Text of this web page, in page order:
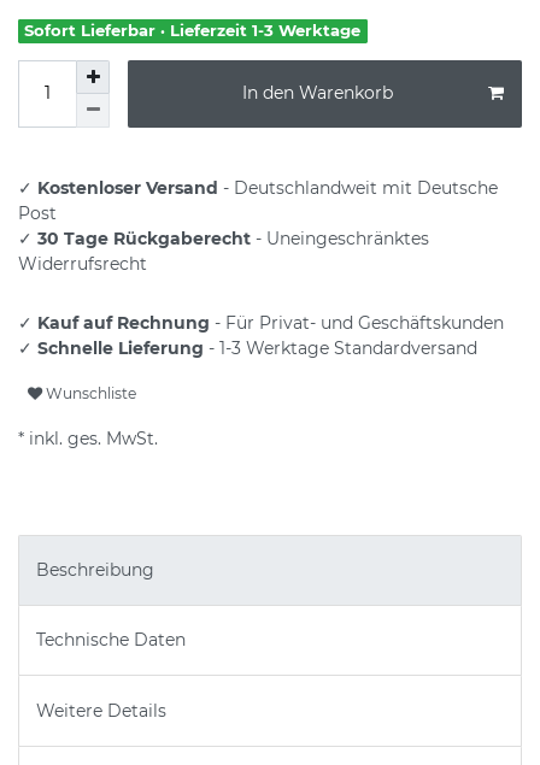
Sofort Lieferbar · Lieferzeit 1-3 Werktage
In den Warenkorb
✓ Kostenloser Versand - Deutschlandweit mit Deutsche
Post
✓ 30 Tage Rückgaberecht - Uneingeschränktes
Widerrufsrecht
✓ Kauf auf Rechnung - Für Privat- und Geschäftskunden
✓ Schnelle Lieferung - 1-3 Werktage Standardversand
Wunschliste
* inkl. ges. MwSt.
Beschreibung
Technische Daten
Weitere Details